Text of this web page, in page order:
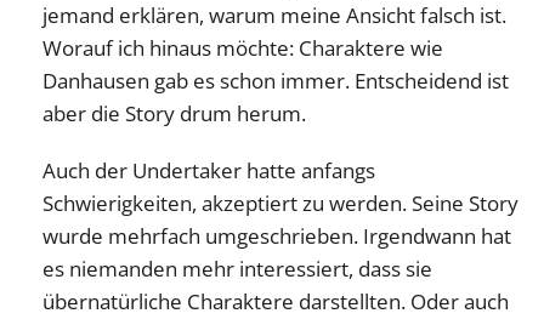
jemand erklären, warum meine Ansicht falsch ist.
Worauf ich hinaus möchte: Charaktere wie
Danhausen gab es schon immer. Entscheidend ist
aber die Story drum herum.
Auch der Undertaker hatte anfangs
Schwierigkeiten, akzeptiert zu werden. Seine Story
wurde mehrfach umgeschrieben. Irgendwann hat
es niemanden mehr interessiert, dass sie
übernatürliche Charaktere darstellten. Oder auch